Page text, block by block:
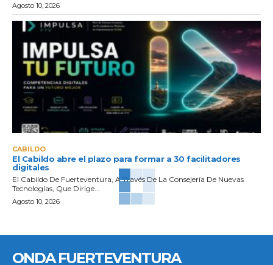
Agosto 10, 2026
CABILDO
El Cabildo abre el plazo para formar a 30 facilitadores
digitales
El Cabildo De Fuerteventura, A Través De La Consejería De Nuevas
Tecnologías, Que Dirige...
Agosto 10, 2026
ONDA FUERTEVENTURA